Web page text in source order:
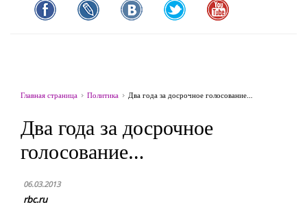
Главная страница Политика Два года за досрочное голосование…
Два года за досрочное
голосование…
06.03.2013
rbc.ru